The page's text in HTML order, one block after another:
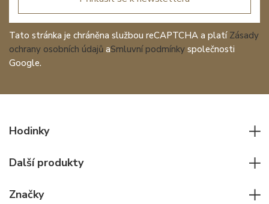
Tato stránka je chráněna službou reCAPTCHA a platí Zásady
ochrany osobních údajů aSmluvní podmínky společnosti
Google.
Hodinky
Dámské hodinky
Další produkty
Značky